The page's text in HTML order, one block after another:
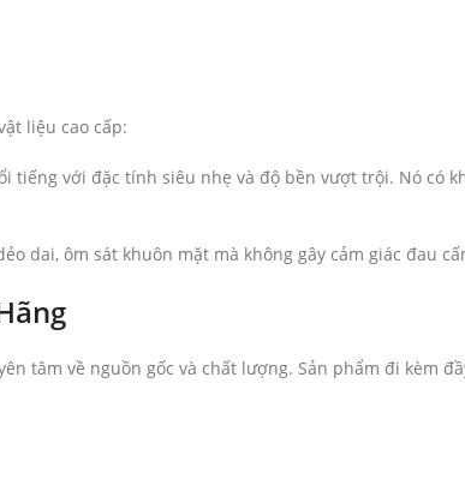
liệu cao cấp:
tiếng với đặc tính siêu nhẹ và độ bền vượt trội. Nó
dai, ôm sát khuôn mặt mà không gây cảm giác đau
tâm về nguồn gốc và chất lượng. Sản phẩm đi kèm